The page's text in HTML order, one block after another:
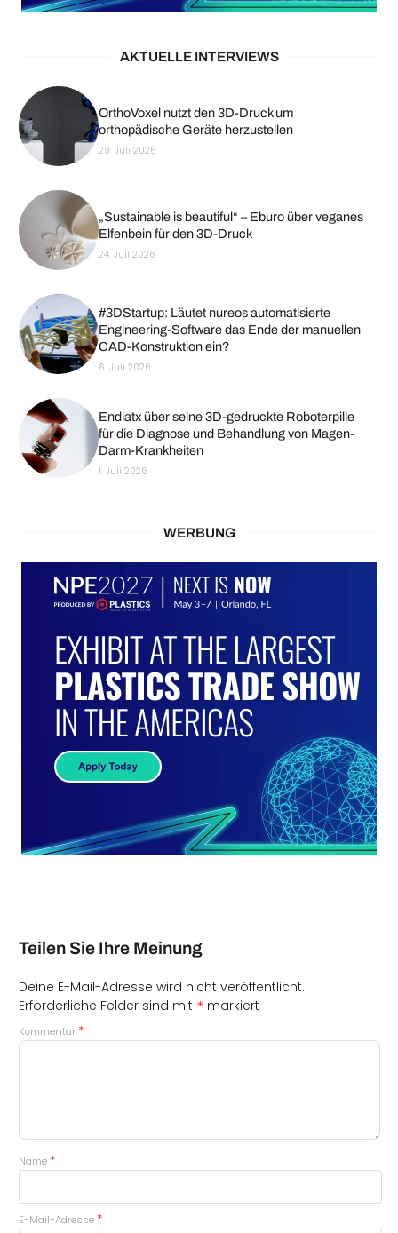
AKTUELLE INTERVIEWS
OrthoVoxel nutzt den 3D-Druck um
orthopädische Geräte herzustellen
29. Juli 2026
„Sustainable is beautiful“ – Eburo über veganes
Elfenbein für den 3D-Druck
24. Juli 2026
#3DStartup: Läutet nureos automatisierte
Engineering-Software das Ende der manuellen
CAD-Konstruktion ein?
6. Juli 2026
Endiatx über seine 3D-gedruckte Roboterpille
für die Diagnose und Behandlung von Magen-
Darm-Krankheiten
1. Juli 2026
WERBUNG
Teilen Sie Ihre Meinung
Deine E-Mail-Adresse wird nicht veröffentlicht.
Erforderliche Felder sind mit * markiert
Kommentar *
Name *
E-Mail-Adresse *